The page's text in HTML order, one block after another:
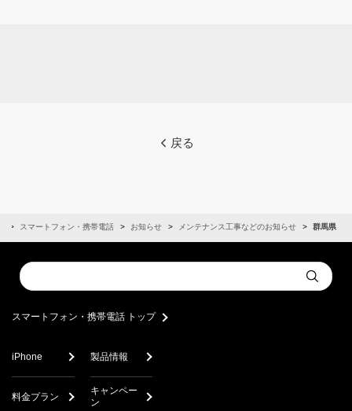
戻る
スマートフォン・携帯電話 お知らせ メンテナンス工事などのお知らせ 群馬県
Conduct
a
Submit
スマートフォン・携帯電話 トップ
iPhone 製品情報
料金プラン
キャンペー
ン